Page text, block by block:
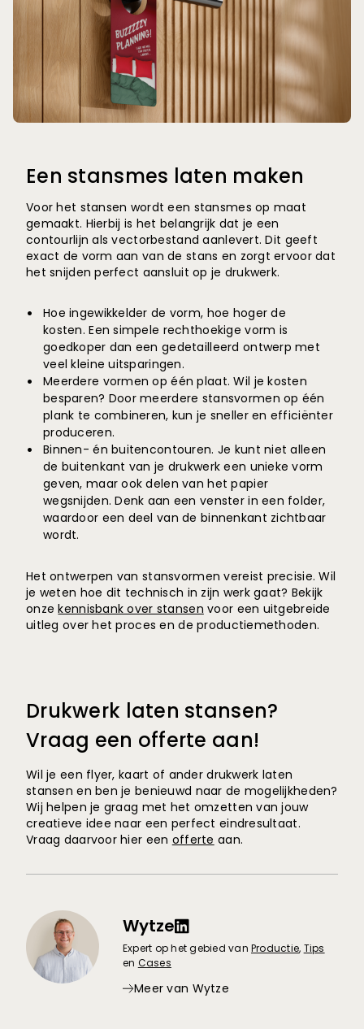
Een stansmes laten maken
Voor het stansen wordt een stansmes op maat
gemaakt. Hierbij is het belangrijk dat je een
contourlijn als vectorbestand aanlevert. Dit geeft
exact de vorm aan van de stans en zorgt ervoor dat
het snijden perfect aansluit op je drukwerk.
Hoe ingewikkelder de vorm, hoe hoger de
kosten. Een simpele rechthoekige vorm is
goedkoper dan een gedetailleerd ontwerp met
veel kleine uitsparingen.
Meerdere vormen op één plaat. Wil je kosten
besparen? Door meerdere stansvormen op één
plank te combineren, kun je sneller en efficiënter
produceren.
Binnen- én buitencontouren. Je kunt niet alleen
de buitenkant van je drukwerk een unieke vorm
geven, maar ook delen van het papier
wegsnijden. Denk aan een venster in een folder,
waardoor een deel van de binnenkant zichtbaar
wordt.
Het ontwerpen van stansvormen vereist precisie. Wil
je weten hoe dit technisch in zijn werk gaat? Bekijk
onzekennisbank over stansen voor een uitgebreide
uitleg over het proces en de productiemethoden.
Drukwerk laten stansen?
Vraag een offerte aan!
Wil je een flyer, kaart of ander drukwerk laten
stansen en ben je benieuwd naar de mogelijkheden?
Wij helpen je graag met het omzetten van jouw
creatieve idee naar een perfect eindresultaat.
Vraag daarvoor hier een offerte aan.
Wytze
Expert op het gebied van Productie, Tips
en Cases
Meer van Wytze